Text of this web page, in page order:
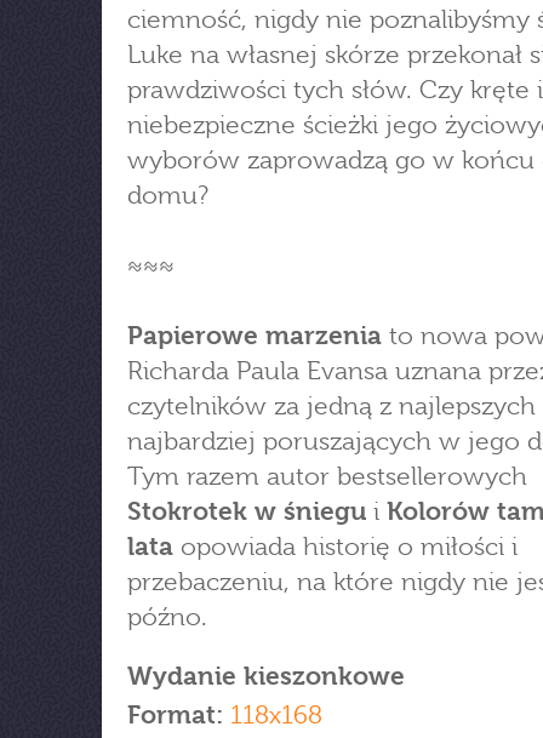
ciemność, nigdy nie poznalibyśmy
Luke na własnej skórze przekonał
prawdziwości tych słów. Czy kręte i
niebezpieczne ścieżki jego
wyborów zaprowadzą go w końcu
domu?
≈≈≈
Papierowe marzenia to nowa
Richarda Paula Evansa uznana
czytelników za jedną z najlepszych
najbardziej poruszających w jego
Tym razem autor bestsellerowych
Stokrotek w śniegu i Kolorów
lata opowiada historię o miłości i
przebaczeniu, na które nigdy nie
późno.
Wydanie kieszonkowe
Format: 118x168